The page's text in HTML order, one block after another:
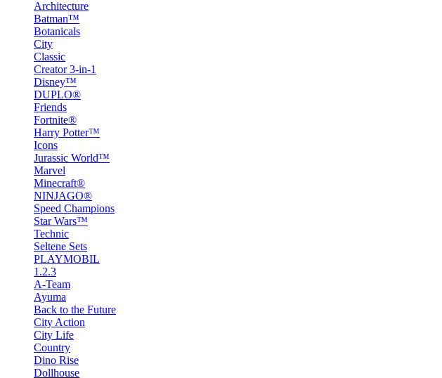
Architecture
Batman™
Botanicals
City
Classic
Creator 3-in-1
Disney™
DUPLO®
Friends
Fortnite®
Harry Potter™
Icons
Jurassic World™
Marvel
Minecraft®
NINJAGO®
Speed Champions
Star Wars™
Technic
Seltene Sets
PLAYMOBIL
1.2.3
A-Team
Ayuma
Back to the Future
City Action
City Life
Country
Dino Rise
Dollhouse